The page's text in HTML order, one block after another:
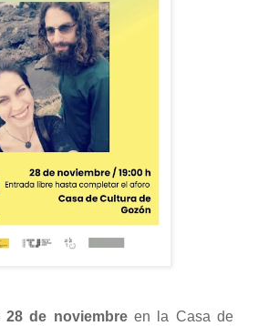
28 de noviembre en la Casa de